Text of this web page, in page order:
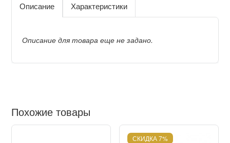
Описание Характеристики
Описание для товара еще не задано.
Похожие товары
СКИДКА 7%